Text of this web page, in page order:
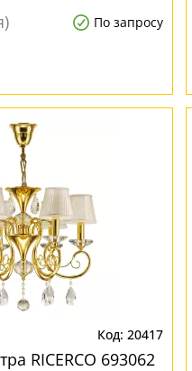
По запросу
20417
RICERCO 693062